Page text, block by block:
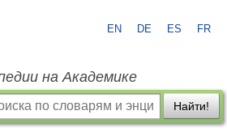
EN DE ES FR
на Академике
Найти!